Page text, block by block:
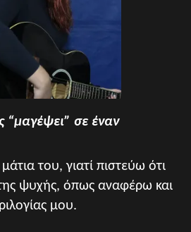
“μαγέψει” σε έναν
του, γιατί πιστεύω ότι
ψυχής, όπως αναφέρω και
μου.